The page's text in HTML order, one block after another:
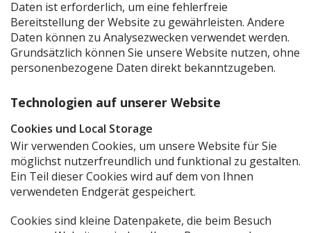
Daten ist erforderlich, um eine fehlerfreie
Bereitstellung der Website zu gewährleisten. Andere
Daten können zu Analysezwecken verwendet werden.
Grundsätzlich können Sie unsere Website nutzen, ohne
personenbezogene Daten direkt bekanntzugeben.
Technologien auf unserer Website
Cookies und Local Storage
Wir verwenden Cookies, um unsere Website für Sie
möglichst nutzerfreundlich und funktional zu gestalten.
Ein Teil dieser Cookies wird auf dem von Ihnen
verwendeten Endgerät gespeichert.
Cookies sind kleine Datenpakete, die beim Besuch